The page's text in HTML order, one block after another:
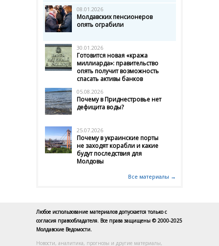
08.01.2026
Молдавских пенсионеров
опять ограбили
30.01.2026
Готовится новая «кража
миллиарда»: правительство
опять получит возможность
спасать активы банков
05.08.2026
Почему в Приднестровье нет
дефицита воды?
25.07.2026
Почему в украинские порты
не заходят корабли и какие
будут последствия для
Молдовы
Все материалы →
Любое использование материалов допускается только с
согласия правообладателя. Все права защищены © 2000-2025
Молдавские Ведомости.
Новости, аналитика, прогнозы и другие материалы,